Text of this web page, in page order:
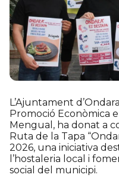
L’Ajuntament
Promoció Econòmica
Mengual, ha donat a
Ruta de la Tapa
2026, una iniciativa
l’hostaleria local i
social del municipi.